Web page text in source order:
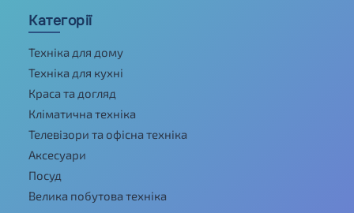
Категорії
Техніка для дому
Техніка для кухні
Краса та догляд
Кліматична техніка
Телевізори та офісна техніка
Аксесуари
Посуд
Велика побутова техніка